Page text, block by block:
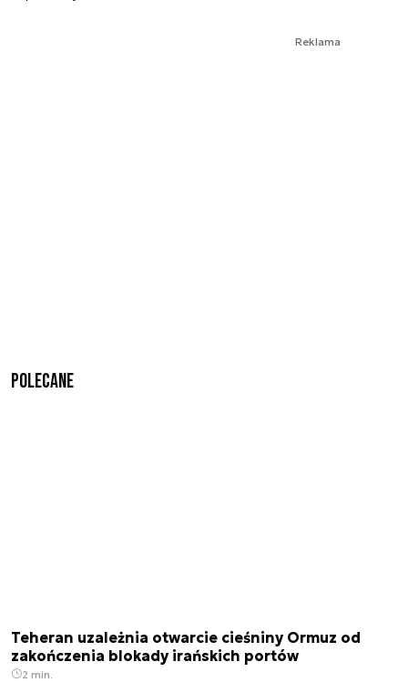
Reklama
Polecane
Teheran uzależnia otwarcie cieśniny Ormuz od
zakończenia blokady irańskich portów
2 min.